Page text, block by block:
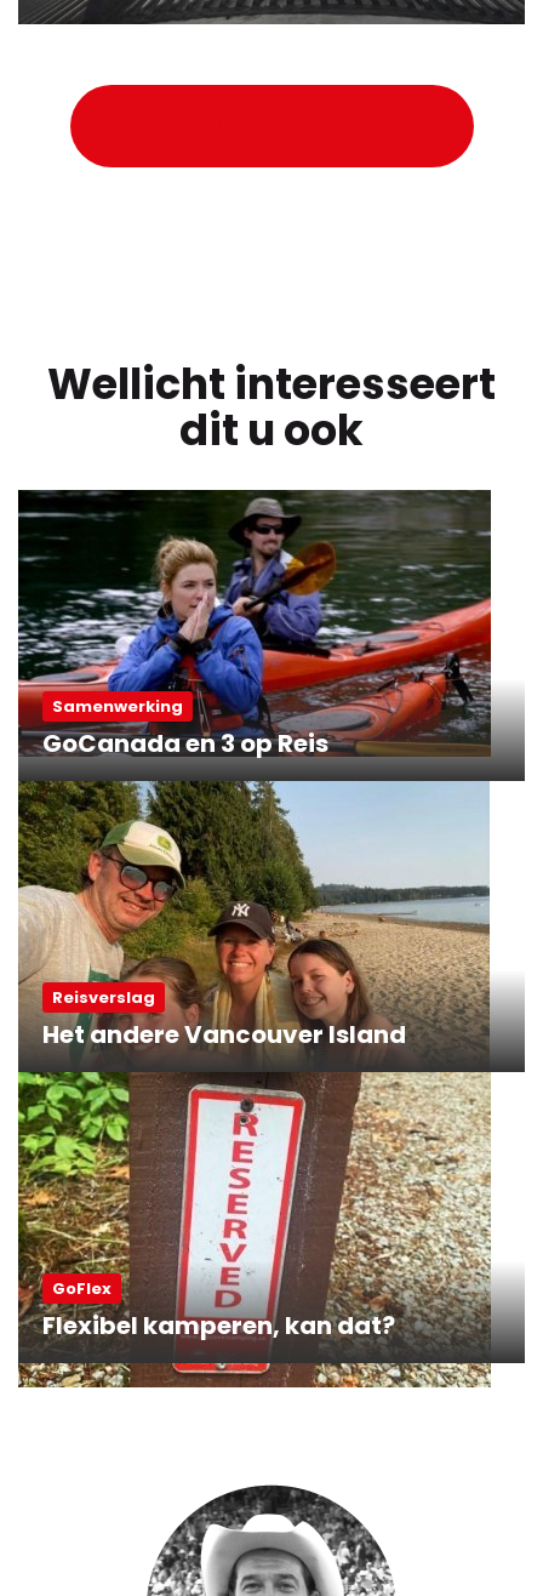
Wellicht interesseert
dit u ook
Samenwerking
GoCanada en 3 op Reis
Reisverslag
Het andere Vancouver Island
GoFlex
Flexibel kamperen, kan dat?